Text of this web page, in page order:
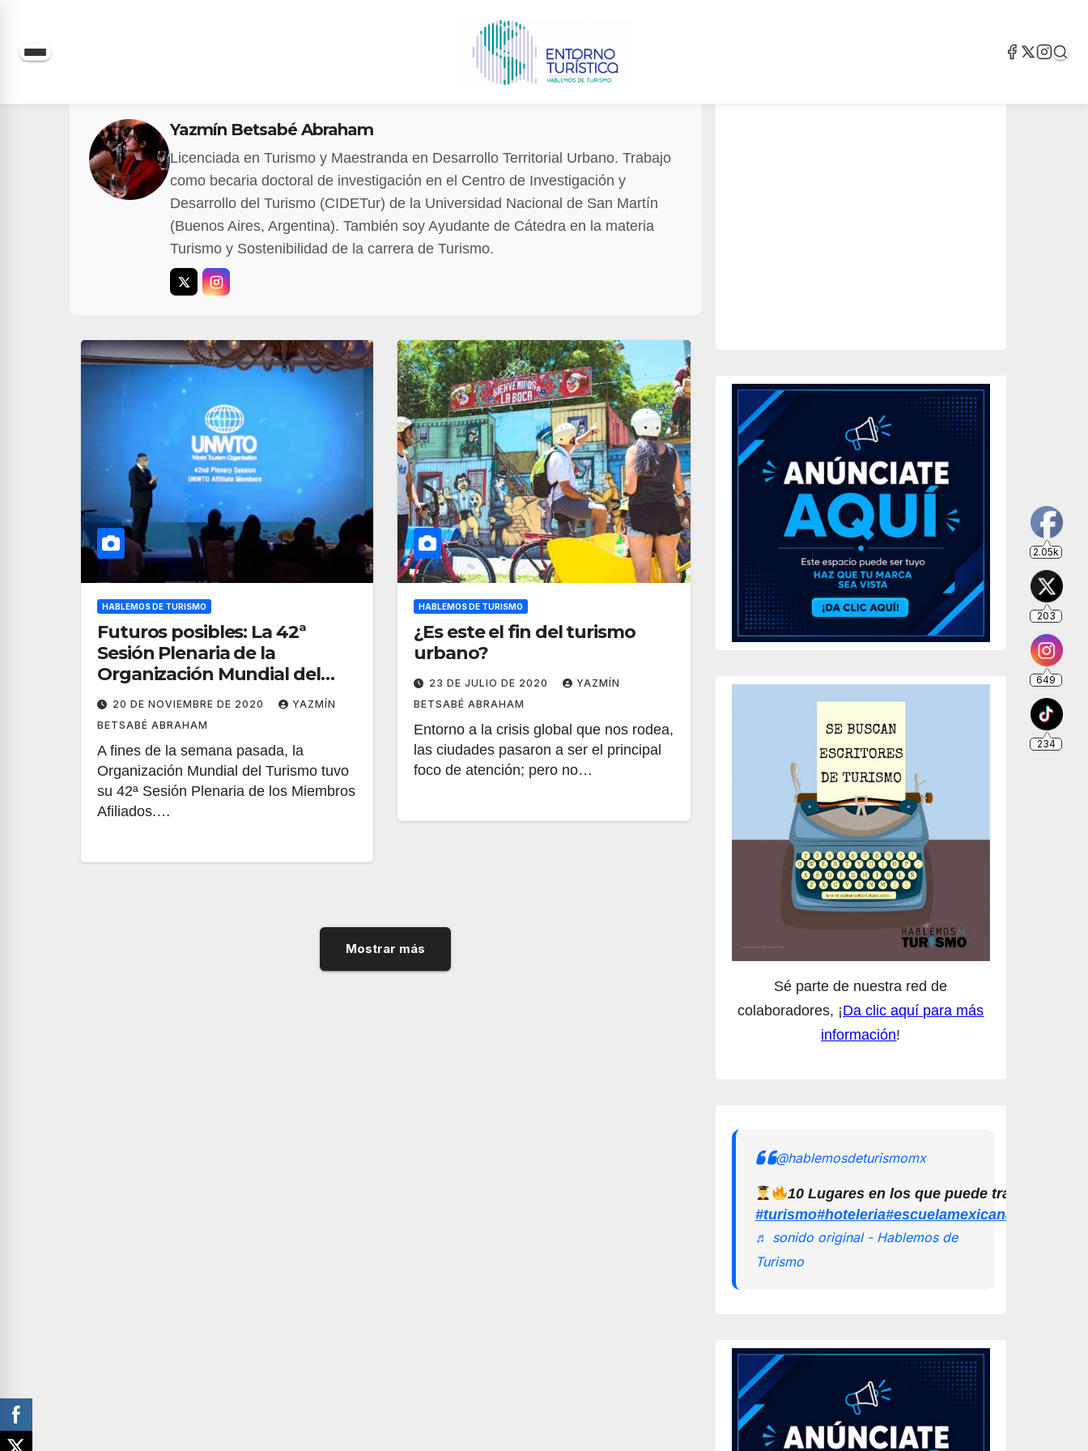
Saltar
Yazmín Betsabé Abraham
Licenciada en Turismo y Maestranda en Desarrollo Territorial Urbano. Trabajo
como becaria doctoral de investigación en el Centro de Investigación y
Desarrollo del Turismo (CIDETur) de la Universidad Nacional de San Martín
(Buenos Aires, Argentina). También soy Ayudante de Cátedra en la materia
Turismo y Sostenibilidad de la carrera de Turismo.
HABLEMOS DE TURISMO
Futuros posibles: La 42ª
Sesión Plenaria de la
Organización Mundial del
Turismo (OMT)
20 DE NOVIEMBRE DE 2020
YAZMÍN
BETSABÉ ABRAHAM
A fines de la semana pasada, la
Organización Mundial del Turismo tuvo
su 42ª Sesión Plenaria de los Miembros
Afiliados.…
HABLEMOS DE TURISMO
¿Es este el fin del turismo
urbano?
23 DE JULIO DE 2020
YAZMÍN
BETSABÉ ABRAHAM
Entorno a la crisis global que nos rodea,
las ciudades pasaron a ser el principal
foco de atención; pero no…
Mostrar más
Sé parte de nuestra red de
colaboradores, ¡Da clic aquí para más
información!
@hablemosdeturismomx
10 Lugares en los que puede trabajar un
#turismo#hoteleria#escuelamexicanadeturismo
♬ sonido original - Hablemos de
Turismo
2.05k
203
649
234